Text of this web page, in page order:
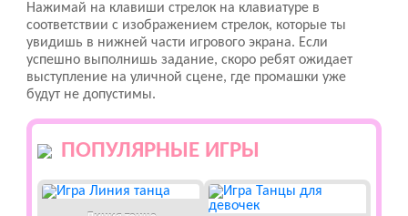
Нажимай на клавиши стрелок на клавиатуре в
соответствии с изображением стрелок, которые ты
увидишь в нижней части игрового экрана. Если
успешно выполнишь задание, скоро ребят ожидает
выступление на уличной сцене, где промашки уже
будут не допустимы.
ПОПУЛЯРНЫЕ ИГРЫ